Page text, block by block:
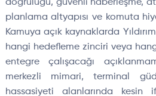
doğruluğu, güvenli haberleşme,
planlama altyapısı ve komuta
Kamuya açık kaynaklarda
hangi hedefleme zinciri veya
entegre çalışacağı
merkezli mimari, terminal
hassasiyeti alanlarında kesin